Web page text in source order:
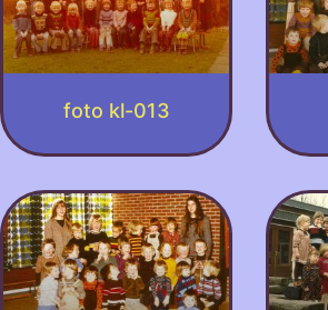
foto kl-013